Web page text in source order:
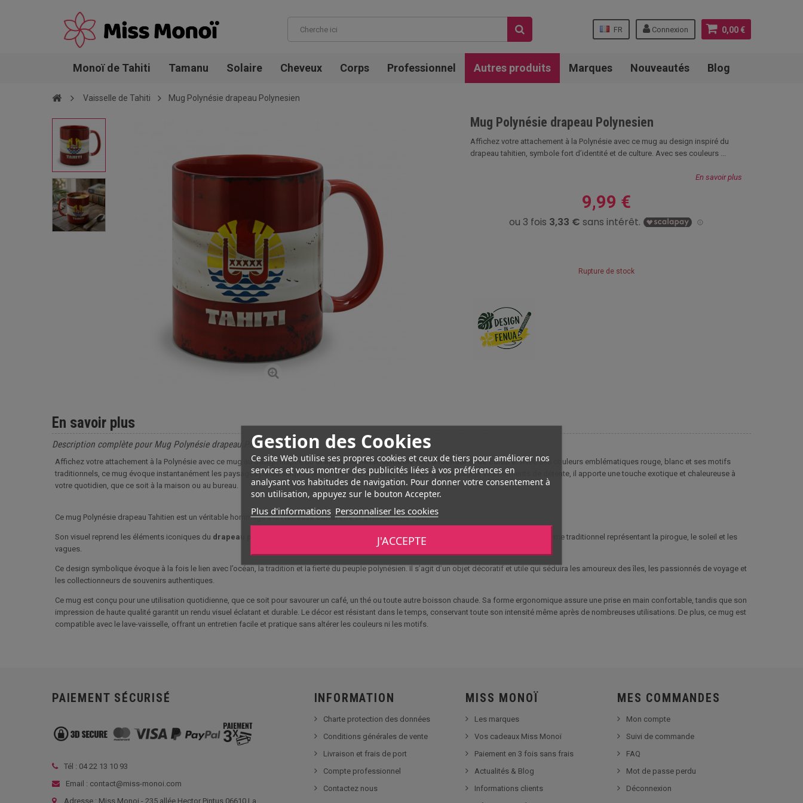
0,00 €
Connexion
FR
Gestion des Cookies
Ce site Web utilise ses propres cookies et ceux de tiers pour améliorer nos
services et vous montrer des publicités liées à vos préférences en
analysant vos habitudes de navigation. Pour donner votre consentement à
son utilisation, appuyez sur le bouton Accepter.
Plus d'informations Personnaliser les cookies
J'ACCEPTE
Monoï de Tahiti Tamanu Solaire Cheveux Corps Professionnel Autres produits Marques Nouveautés Blog
Vaisselle de Tahiti Mug Polynésie drapeau Polynesien
Mug Polynésie drapeau Polynesien
Affichez votre attachement à la Polynésie avec ce mug au design inspiré du
drapeau tahitien, symbole fort d’identité et de culture. Avec ses couleurs ...
En savoir plus
9,99 €
Rupture de stock
En savoir plus
Description complète pour Mug Polynésie drapeau Polynesien
Affichez votre attachement à la Polynésie avec ce mug au design inspiré dudrapeau tahitien,symbole fort d’identité et de culture. Avec ses couleurs emblématiques rouge, blanc et ses motifs
traditionnels, ce mug évoque instantanément les paysages paradisiaques et l’authenticité de Tahiti. Idéal pour accompagner vos moments de détente, il apporte une touche exotique et chaleureuse à
votre quotidien, que ce soit à la maison ou au bureau.
Ce mug Polynésie drapeau Tahitien est un véritable hommage à larichesse culturelleet à l’histoire de Tahiti.
Son visuel reprend les éléments iconiques du drapeau polynésien
, avec ses teintes rouges profondes, sa bande blanche centrale et son emblème traditionnel représentant la pirogue, le soleil et les
vagues.
Ce design symbolique évoque à la fois le lien avec l’océan, la tradition et la fierté du peuple polynésien. Il s’agit d’un objet décoratif et utile qui séduira les amoureux des îles, les passionnés de voyage et
les collectionneurs de souvenirs authentiques.
Ce mug est conçu pour une utilisation quotidienne, que ce soit pour savourer un café, un thé ou toute autre boisson chaude. Sa forme ergonomique assure une prise en main confortable, tandis que son
impression de haute qualité garantit un rendu visuel éclatant et durable. Le décor est résistant dans le temps, conservant toute son intensité même après de nombreuses utilisations. De plus, ce mug est
compatible avec le lave-vaisselle, offrant un entretien facile et pratique sans altérer les couleurs ni les motifs.
PAIEMENT SÉCURISÉ
Tél : 04 22 13 10 93
Email : contact@miss-monoi.com
Adresse : Miss Monoi - 235 allée Hector Pintus 06610 La
INFORMATION
Charte protection des données
Conditions générales de vente
Livraison et frais de port
Compte professionnel
Contactez nous
MISS MONOÏ
Les marques
Vos cadeaux Miss Monoï
Paiement en 3 fois sans frais
Actualités & Blog
Informations clients
MES COMMANDES
Mon compte
Suivi de commande
FAQ
Mot de passe perdu
Déconnexion